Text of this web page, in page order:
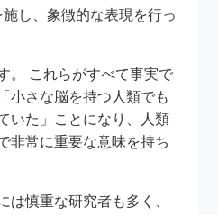
し、象徴的な表現を行っ
。 これらがすべて事実で
小さな脳を持つ人類でも
いた」ことになり、人類
非常に重要な意味を持ち
は慎重な研究者も多く、